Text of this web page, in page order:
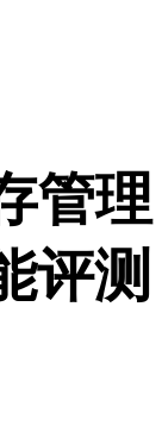
管理
评测